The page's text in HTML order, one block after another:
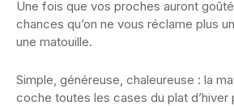
Une fois que vos proches auront
chances qu’on ne vous réclame plus
une matouille.
Simple, généreuse, chaleureuse : la
coche toutes les cases du plat d’hiver